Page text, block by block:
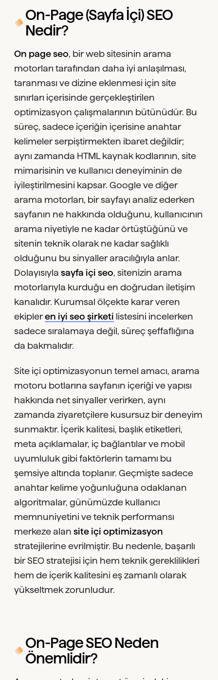
On-Page (Sayfa İçi) SEO
Nedir?
On page seo , bir web sitesinin arama
motorları tarafından daha iyi anlaşılması,
taranması ve dizine eklenmesi için site
sınırları içerisinde gerçekleştirilen
optimizasyon çalışmalarının bütünüdür. Bu
süreç, sadece içeriğin içerisine anahtar
kelimeler serpiştirmekten ibaret değildir;
aynı zamanda HTML kaynak kodlarının, site
mimarisinin ve kullanıcı deneyiminin de
iyileştirilmesini kapsar. Google ve diğer
arama motorları, bir sayfayı analiz ederken
sayfanın ne hakkında olduğunu, kullanıcının
arama niyetiyle ne kadar örtüştüğünü ve
sitenin teknik olarak ne kadar sağlıklı
olduğunu bu sinyaller aracılığıyla anlar.
Dolayısıylasayfa içi seo , sitenizin arama
motorlarıyla kurduğu en doğrudan iletişim
kanalıdır. Kurumsal ölçekte karar veren
ekipleren iyi seo şirketi listesini incelerken
sadece sıralamaya değil, süreç şeffaflığına
da bakmalıdır.
Site içi optimizasyonun temel amacı, arama
motoru botlarına sayfanın içeriği ve yapısı
hakkında net sinyaller verirken, aynı
zamanda ziyaretçilere kusursuz bir deneyim
sunmaktır. İçerik kalitesi, başlık etiketleri,
meta açıklamalar, iç bağlantılar ve mobil
uyumluluk gibi faktörlerin tamamı bu
şemsiye altında toplanır. Geçmişte sadece
anahtar kelime yoğunluğuna odaklanan
algoritmalar, günümüzde kullanıcı
memnuniyetini ve teknik performansı
merkeze alansite içi optimizasyon
stratejilerine evrilmiştir. Bu nedenle, başarılı
bir SEO stratejisi için hem teknik gereklilikleri
hem de içerik kalitesini eş zamanlı olarak
yükseltmek zorunludur.
On-Page SEO Neden
Önemlidir?